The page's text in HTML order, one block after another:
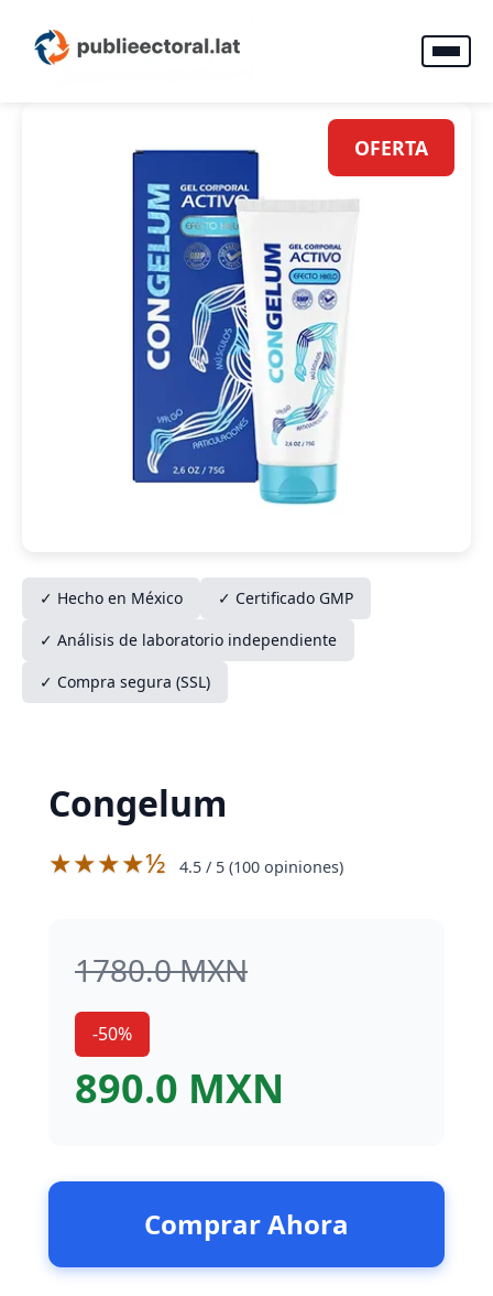
OFERTA
✓ Hecho en México
✓ Certificado GMP
✓ Análisis de laboratorio independiente
✓ Compra segura (SSL)
Congelum
★★★★½ 4.5 / 5 (100 opiniones)
1780.0 MXN
-50%
890.0 MXN
Comprar Ahora